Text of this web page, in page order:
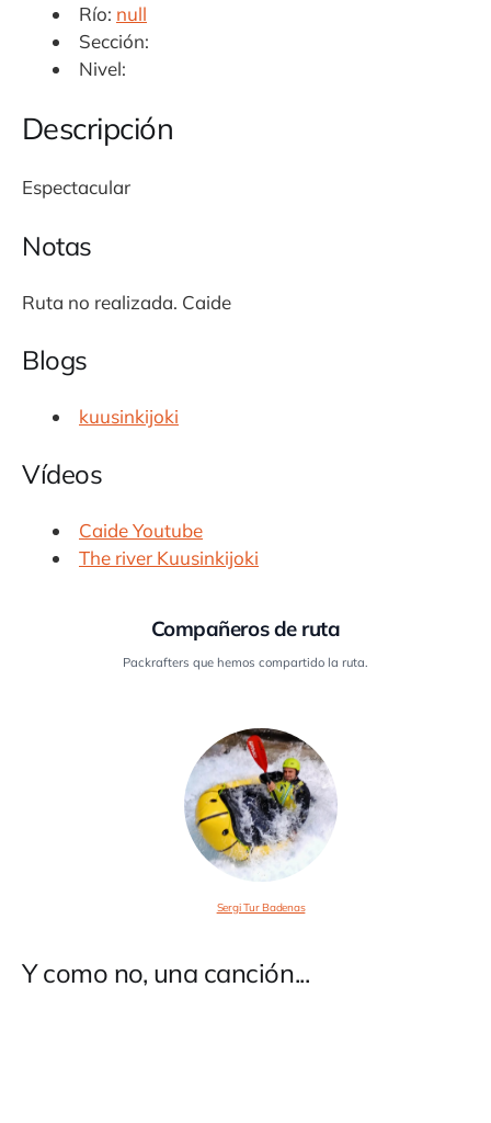
Río: null
Sección:
Nivel:
Descripción
Espectacular
Notas
Ruta no realizada. Caide
Blogs
kuusinkijoki
Vídeos
Caide Youtube
The river Kuusinkijoki
Compañeros de ruta
Packrafters que hemos compartido la ruta.
Sergi Tur Badenas
Y como no, una canción...